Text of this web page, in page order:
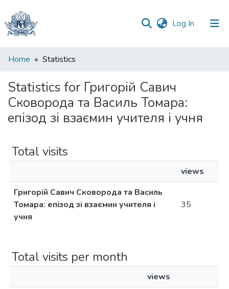
Log In (current)
Communities
Collections
All of DSpace
Home Statistics
Statistics for Григорій Савич
Сковорода та Василь Томара:
епізод зі взаємин учителя і учня
Total visits
views
Григорій Савич Сковорода та Василь
Томара: епізод зі взаємин учителя і
учня
35
Total visits per month
views